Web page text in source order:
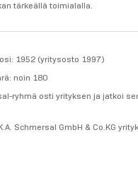
tärkeällä toimialalla.
1952 (yritysosto 1997)
noin 180
ryhmä osti yrityksen ja jatkoi
Schmersal GmbH & Co.KG